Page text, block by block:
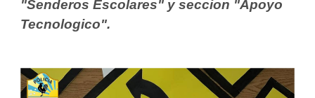
"Senderos Escolares" y seccion "Apoyo
Tecnologico".